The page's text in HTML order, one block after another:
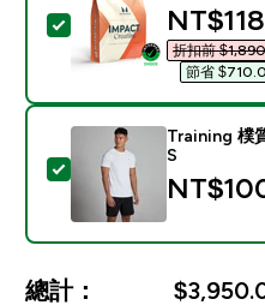
選取此商品 - 一水肌
折扣前
節省
選取此商品 - Training
Training 樸
S
總計：